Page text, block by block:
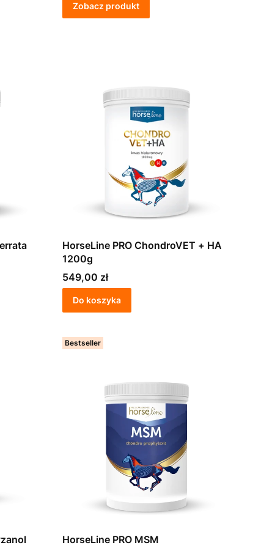
Zobacz produkt
HorseLine PRO ChondroVET + HA
1200g
Cena
549,00 zł
Do koszyka
Bestseller
HorseLine PRO MSM